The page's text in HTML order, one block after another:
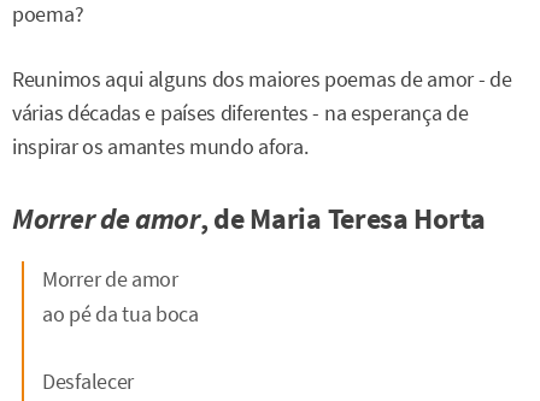
poema?
Reunimos aqui alguns dos maiores poemas de amor - de
várias décadas e países diferentes - na esperança de
inspirar os amantes mundo afora.
Morrer de amor, de Maria Teresa Horta
Morrer de amor
ao pé da tua boca
Desfalecer